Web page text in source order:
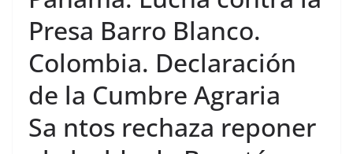
Presa Barro Blanco.
Colombia. Declaración
de la Cumbre Agraria
Sa ntos rechaza reponer